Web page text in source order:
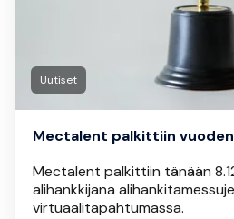
Uutiset
Mectalent palkittiin
Mectalent palkittiin tänään
alihankkijana
virtuaalitapahtumassa.